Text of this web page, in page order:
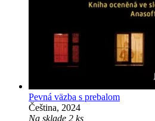
Pevná väzba s prebalom
Čeština, 2024
Na sklade 2 ks